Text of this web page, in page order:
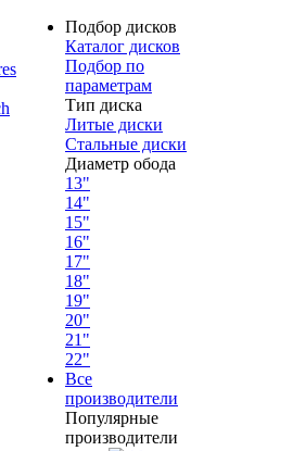
Подбор дисков
Каталог дисков
Подбор по
параметрам
Тип диска
Литые диски
Стальные диски
Диаметр обода
13"
14"
15"
16"
17"
18"
19"
20"
21"
22"
Все
производители
Популярные
производители